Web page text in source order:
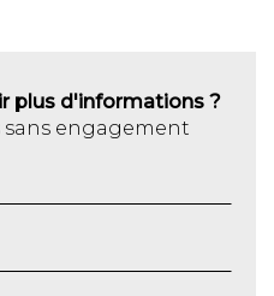
plus d'informations ?
sans engagement